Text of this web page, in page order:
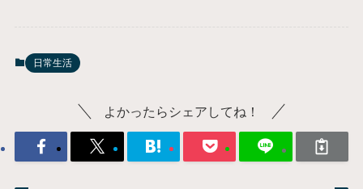
日常生活
よかったらシェアしてね！